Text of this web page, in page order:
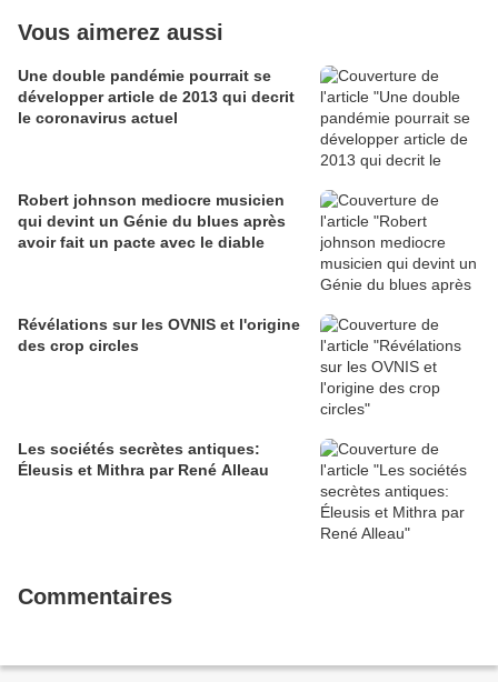
Vous aimerez aussi
Une double pandémie pourrait se
développer article de 2013 qui decrit
le coronavirus actuel
Robert johnson mediocre musicien
qui devint un Génie du blues après
avoir fait un pacte avec le diable
Révélations sur les OVNIS et l'origine
des crop circles
Les sociétés secrètes antiques:
Éleusis et Mithra par René Alleau
Commentaires